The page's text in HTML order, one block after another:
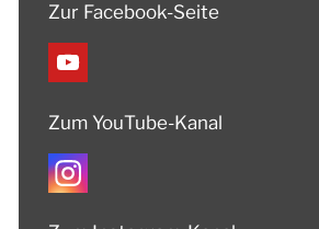
Zur Facebook-Seite
Zum YouTube-Kanal